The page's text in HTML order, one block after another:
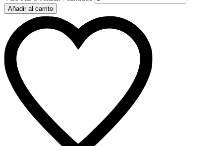
Añadir al carrito